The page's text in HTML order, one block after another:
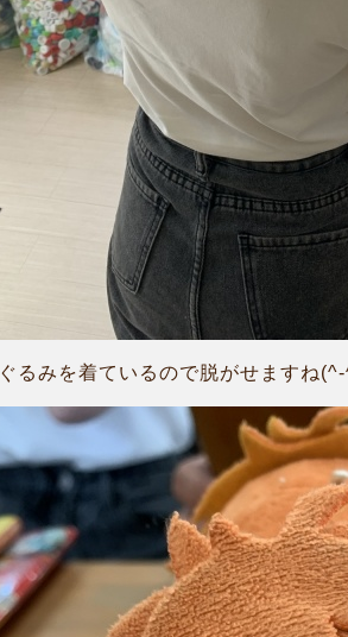
るみを着ているので脱がせますね